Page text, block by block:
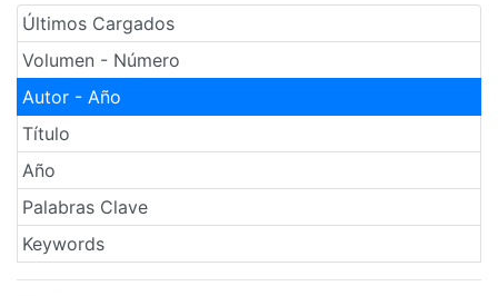
Últimos Cargados
Volumen - Número
Autor - Año
Título
Año
Palabras Clave
Keywords